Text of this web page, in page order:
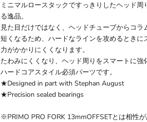
ミニマルロースタックですっきりしたヘッド周
る逸品。
見た目だけではなく、ヘッドチューブからコラ
短くなるため、ハードなラインを攻めるときに
力がかかりにくくなります。
たわみにくくなり、ヘッド周りをスマートに強
ハードコアスタイル必須パーツです。
★Designed in part with Stephan August
★Precision sealed bearings
※PRIMO PRO FORK 13mmOFFSETとは相性